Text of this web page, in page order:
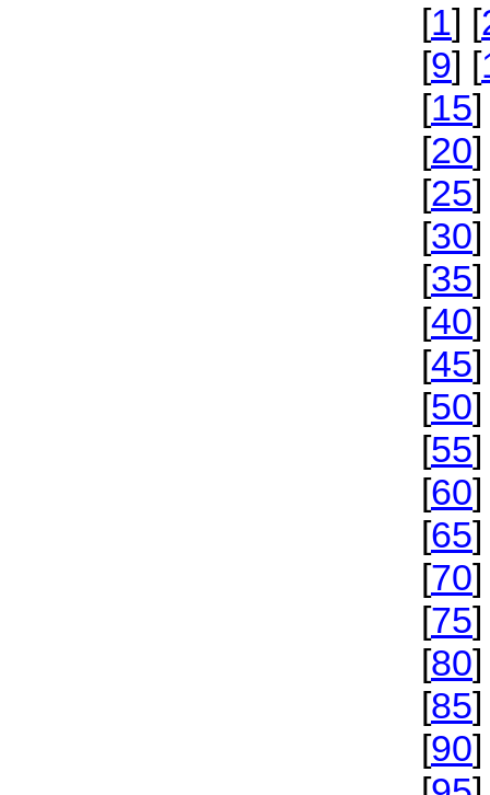
[1] [
[9] [
[15]
[20]
[25]
[30]
[35]
[40]
[45]
[50]
[55]
[60]
[65]
[70]
[75]
[80]
[85
[90]